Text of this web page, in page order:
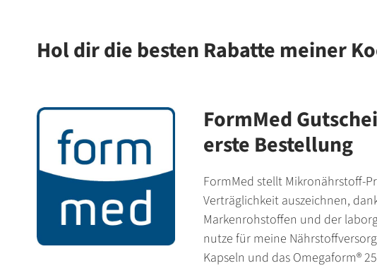
Hol dir die besten Rabatte meiner
FormMed
erste Bestellung
FormMed stellt Mikronährstoff-
Verträglichkeit auszeichnen,
Markenrohstoffen und der
nutze für meine
Kapseln und das Omegaform®